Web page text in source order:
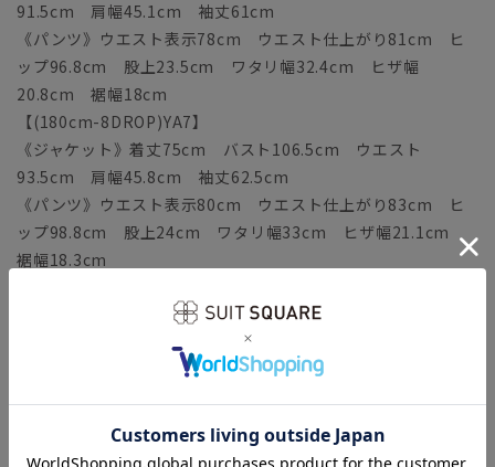
91.5cm 肩幅45.1cm 袖丈61cm
《パンツ》ウエスト表示78cm ウエスト仕上がり81cm ヒ
ップ96.8cm 股上23.5cm ワタリ幅32.4cm ヒザ幅
20.8cm 裾幅18cm
【(180cm-8DROP)YA7】
《ジャケット》着丈75cm バスト106.5cm ウエスト
93.5cm 肩幅45.8cm 袖丈62.5cm
《パンツ》ウエスト表示80cm ウエスト仕上がり83cm ヒ
ップ98.8cm 股上24cm ワタリ幅33cm ヒザ幅21.1cm
裾幅18.3cm
【(160cm-6DROP)A3】
《ジャケット》着丈67cm バスト100.5cm ウエスト
87.5cm 肩幅43.6cm 袖丈56.5cm
ップ94.8cm 股上22.5cm ワタリ幅31.7cm ヒザ幅
20.9cm 裾幅18.1cm